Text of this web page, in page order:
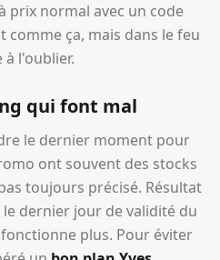
prix normal avec un code
comme ça, mais dans le feu
à l'oublier.
qui font mal
le dernier moment pour
ont souvent des stocks
toujours précisé. Résultat
dernier jour de validité du
plus. Pour éviter